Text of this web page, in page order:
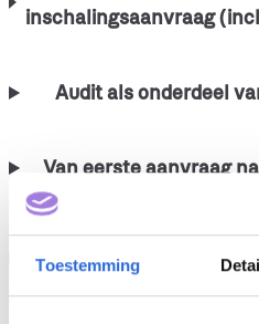
Toestemming
inschalingsaanvraag
Audit als onderdeel
Van eerste aanvraag
Stappenplan indienen
inschalingsaanvragen